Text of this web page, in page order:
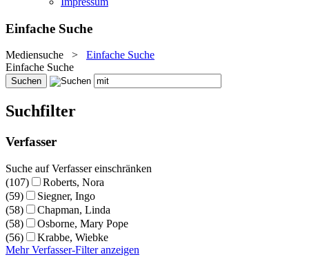
Einfache Suche
Mediensuche > Einfache Suche
Einfache Suche
Suchfilter
Verfasser
Suche auf Verfasser einschränken
(107)
Roberts, Nora
(59)
Siegner, Ingo
(58)
Chapman, Linda
(58)
Osborne, Mary Pope
(56)
Krabbe, Wiebke
Mehr Verfasser-Filter anzeigen